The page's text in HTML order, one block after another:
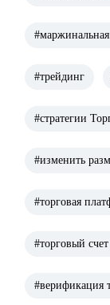
#маржинальная
#трейдинг
#стратегии
#изменить
#торговая
#торговый
#верификация